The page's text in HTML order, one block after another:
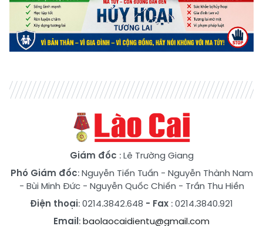
Giám đốc : Lê Trường Giang
Phó Giám đốc:Nguyễn Tiến Tuấn - Nguyễn Thành Nam
- Bùi Minh Đức- Nguyễn Quốc Chiến - Trần Thu Hiền
Điện thoại: 0214.3842.648 - Fax : 0214.3840.921
Email:baolaocaidientu@gmail.com